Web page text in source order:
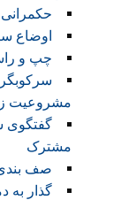
اوضاع
چپ و
مشروعیت
گفتگوی
مشترک
صف بندی
گذار به